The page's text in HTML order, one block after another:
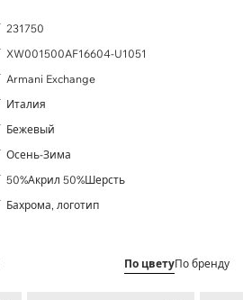
231750
XW001500AF16604-U1051
Armani Exchange
Италия
Бежевый
Осень-Зима
50%Акрил 50%Шерсть
Бахрома, логотип
По цветуПо бренду